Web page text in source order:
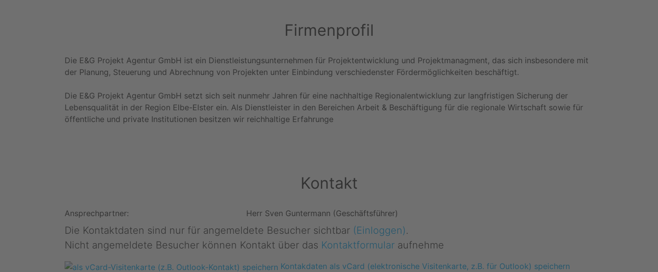
Firmenprofil
Die E&G Projekt Agentur GmbH ist ein Dienstleistungsunternehmen für Projektentwicklung und Projektmanagment, das sich insbesondere mit
der Planung, Steuerung und Abrechnung von Projekten unter Einbindung verschiedenster Fördermöglichkeiten beschäftigt.
Die E&G Projekt Agentur GmbH setzt sich seit nunmehr Jahren für eine nachhaltige Regionalentwicklung zur langfristigen Sicherung der
Lebensqualität in der Region Elbe-Elster ein. Als Dienstleister in den Bereichen Arbeit & Beschäftigung für die regionale Wirtschaft sowie für
öffentliche und private Institutionen besitzen wir reichhaltige Erfahrunge
Kontakt
Ansprechpartner: Herr Sven Guntermann (Geschäftsführer)
Die Kontaktdaten sind nur für angemeldete Besucher sichtbar (Einloggen).
Nicht angemeldete Besucher können Kontakt über das Kontaktformular aufnehme
Kontakdaten als vCard (elektronische Visitenkarte, z.B. für Outlook) speichern